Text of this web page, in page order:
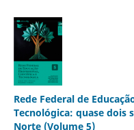
Rede Federal de
Tecnológica: quase dois
Norte (Volume 5)